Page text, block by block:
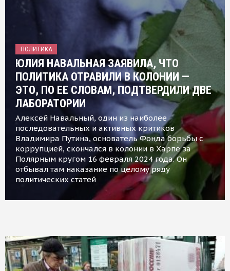
ПОЛИТИКА
ЮЛИЯ НАВАЛЬНАЯ ЗАЯВИЛА, ЧТО
ПОЛИТИКА ОТРАВИЛИ В КОЛОНИИ —
ЭТО, ПО ЕЕ СЛОВАМ, ПОДТВЕРДИЛИ ДВЕ
ЛАБОРАТОРИИ
Алексей Навальный, один из наиболее
последовательных и активных критиков
Владимира Путина, основатель Фонда борьбы с
коррупцией, скончался в колонии в Харпе за
Полярным кругом 16 февраля 2024 года. Он
отбывал там наказание по целому ряду
политических статей